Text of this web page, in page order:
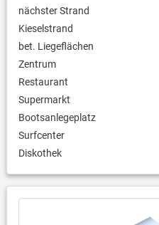
nächster Strand
Kieselstrand
bet. Liegeflächen
Zentrum
Restaurant
Supermarkt
Bootsanlegeplatz
Surfcenter
Diskothek